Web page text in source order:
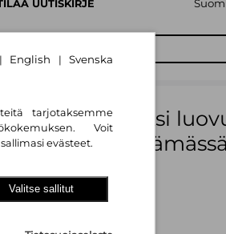
UUTISKIRJE
töissä : Miksi
tärkeitä
€
| English | Svenska
tarjotaksemme
Voit
evästeet.
Valitse sallitut